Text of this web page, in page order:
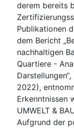
derem bereits
Publikationen
dem Bericht
nachhaltigen
Quartiere -
2022),
Erkenntnissen
UMWELT &
Aufgrund der